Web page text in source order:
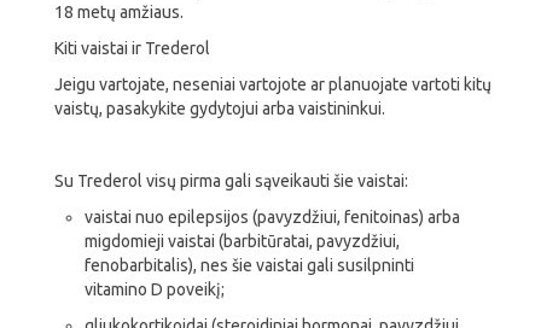
18 metų amžiaus.
Kiti vaistai ir Trederol
Jeigu vartojate, neseniai vartojote ar planuojate vartoti kitų
vaistų, pasakykite gydytojui arba vaistininkui.
Su Trederol visų pirma gali sąveikauti šie vaistai:
vaistai nuo epilepsijos (pavyzdžiui, fenitoinas) arba
migdomieji vaistai (barbitūratai, pavyzdžiui,
fenobarbitalis), nes šie vaistai gali susilpninti
vitamino D poveikį;